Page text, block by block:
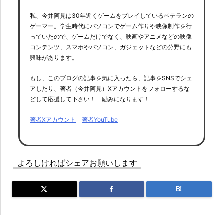
私、今井阿見は30年近くゲームをプレイしているベテランの
ゲーマー。学生時代にパソコンでゲーム作りや映像制作を行
っていたので、ゲームだけでなく、映画やアニメなどの映像
コンテンツ、スマホやパソコン、ガジェットなどの分野にも
興味があります。
もし、このブログの記事を気に入ったら、記事をSNSでシェ
アしたり、著者（今井阿見）Xアカウントをフォローするな
どして応援して下さい！ 励みになります！
著者Xアカウント 著者YouTube
よろしければシェアお願いします
B!